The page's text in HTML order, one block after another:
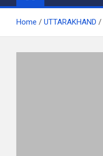
Home UTTARAKHAND